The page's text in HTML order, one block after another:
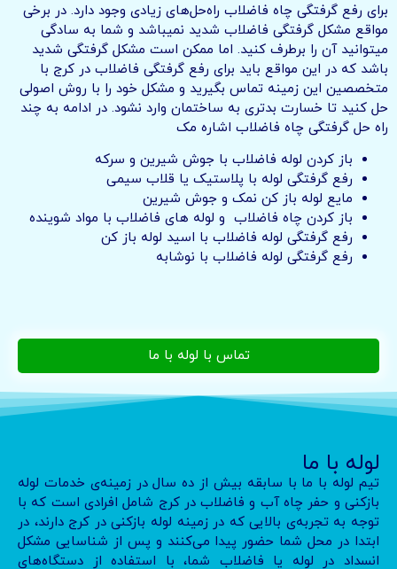
برای رفع گرفتگی چاه فاضلاب راه‌حل‌های زیادی وجود دارد. در برخی
مواقع مشکل گرفتگی فاضلاب شدید نمیباشد و شما به سادگی
میتوانید آن را برطرف کنید. اما ممکن است مشکل گرفتگی شدید
باشد که در این مواقع باید برای رفع گرفتگی فاضلاب در کرج با
متخصصین این زمینه تماس بگیرید و مشکل خود را با روش اصولی
حل کنید تا خسارت بدتری به ساختمان وارد نشود. در ادامه به چند
راه حل گرفتگی چاه فاضلاب اشاره مک
باز كردن لوله فاضلاب با جوش شیرین و سرکه
رفع گرفتگی لوله با پلاستیک یا قلاب سیمی
مایع لوله باز کن نمک و جوش شیرین
باز کردن چاه فاضلاب و لوله های فاضلاب با مواد شوینده
رفع گرفتگی لوله فاضلاب با اسید لوله باز کن
رفع گرفتگی لوله فاضلاب با نوشابه
تماس با لوله با ما
لوله با ما
تیم لوله با ما با سابقه بیش از ده سال در زمینه‌ی خدمات لوله
بازکنی و حفر چاه آب و فاضلاب در کرج شامل افرادی است که با
توجه به تجربه‌ی بالایی که در زمینه لوله بازکنی در کرج دارند، در
ابتدا در محل شما حضور پیدا می‌کنند و پس از شناسایی مشکل
انسداد در لوله یا فاضلاب شما، با استفاده از دستگاه‌های